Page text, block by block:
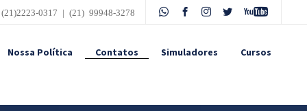
0317 | (21) 99948-3278
Nossa Política Contatos Simuladores Cursos